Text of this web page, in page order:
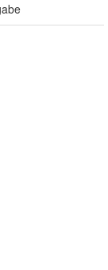
frei
Flasche mit